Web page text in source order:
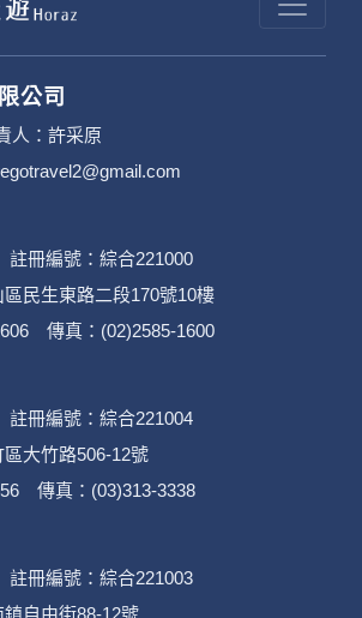
保護政策，其資料處理措施不適用
時旅行社有限公司旗下網站上的聊
中任意公開個人資料的行為，在非
下，不適用於何時旅行社有限公司
策。
處理利用
提供本公司相關服務、行銷、客戶
理及其他與第三人合作之行銷推廣
別：
公司
人：許采原
冊編號：綜合221000
民生東路二段170號10樓
傳真：(02)2585-1600
冊編號：綜合221004
大竹路506-12號
傳真：(03)313-3338
冊編號：綜合221003
自由街88-12號